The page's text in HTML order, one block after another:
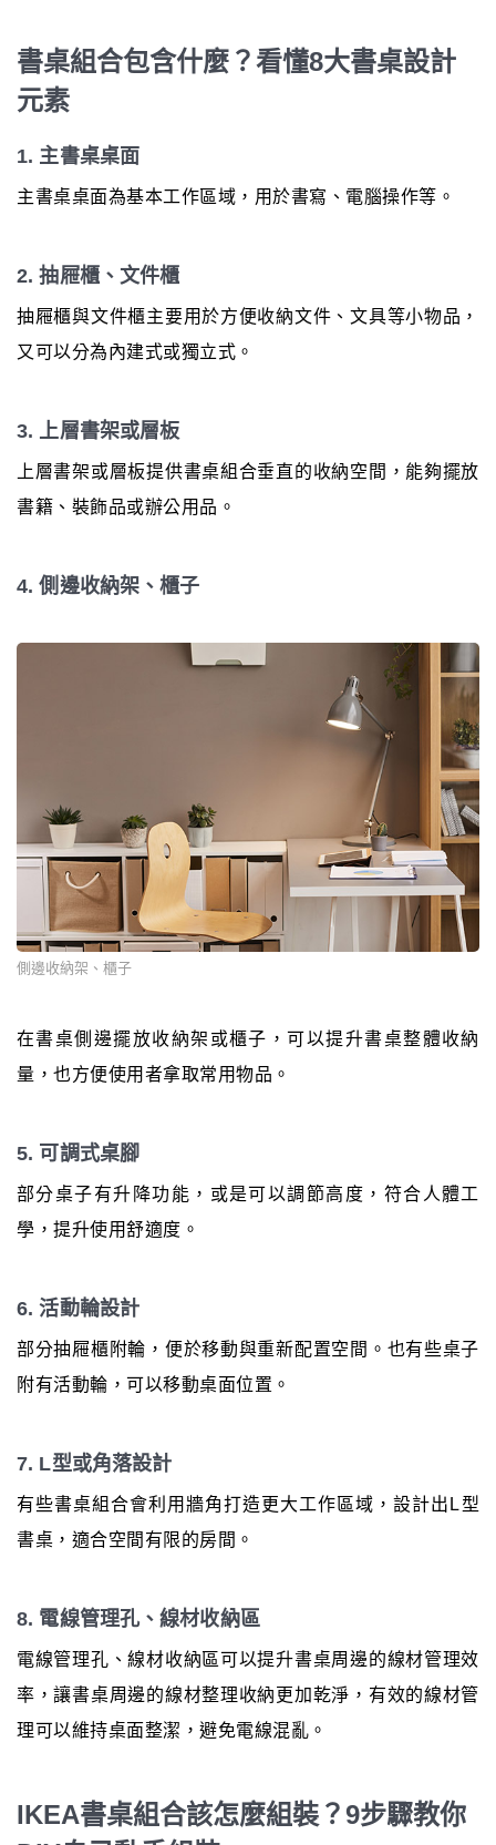
書桌組合包含什麼？看懂8大書桌設計
元素
1. 主書桌桌面
主書桌桌面為基本工作區域，用於書寫、電腦操作等。
2. 抽屜櫃、文件櫃
抽屜櫃與文件櫃主要用於方便收納文件、文具等小物品，
又可以分為內建式或獨立式。
3. 上層書架或層板
上層書架或層板提供書桌組合垂直的收納空間，能夠擺放
書籍、裝飾品或辦公用品。
4. 側邊收納架、櫃子
側邊收納架、櫃子
在書桌側邊擺放收納架或櫃子，可以提升書桌整體收納
量，也方便使用者拿取常用物品。
5. 可調式桌腳
部分桌子有升降功能，或是可以調節高度，符合人體工
學，提升使用舒適度。
6. 活動輪設計
部分抽屜櫃附輪，便於移動與重新配置空間。也有些桌子
附有活動輪，可以移動桌面位置。
7. L型或角落設計
有些書桌組合會利用牆角打造更大工作區域，設計出L型
書桌，適合空間有限的房間。
8. 電線管理孔、線材收納區
電線管理孔、線材收納區可以提升書桌周邊的線材管理效
率，讓書桌周邊的線材整理收納更加乾淨，有效的線材管
理可以維持桌面整潔，避免電線混亂。
IKEA書桌組合該怎麼組裝？9步驟教你